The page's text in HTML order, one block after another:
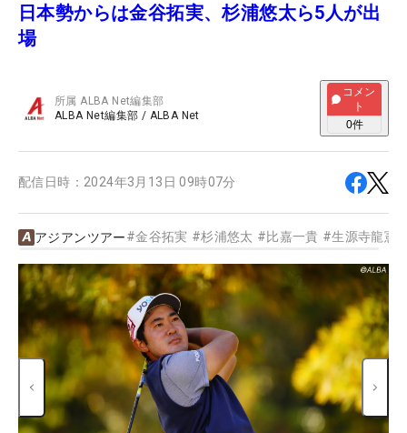
日本勢からは金谷拓実、杉浦悠太ら5人が出
場
所属ALBA Net編集部
ALBA Net編集部 / ALBA Net
コメン
ト
0件
配信日時： 2024年3月13日 09時07分
アジアンツアー#金谷拓実 #杉浦悠太 #比嘉一貴 #生源寺龍憲